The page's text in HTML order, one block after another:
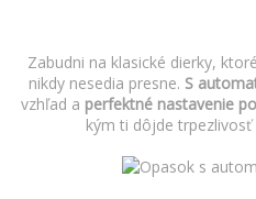
Zabudni na klasické dierky,
nikdy nesedia presne. S
vzhľad a perfektné nastavenie
kým ti dôjde trpezlivosť